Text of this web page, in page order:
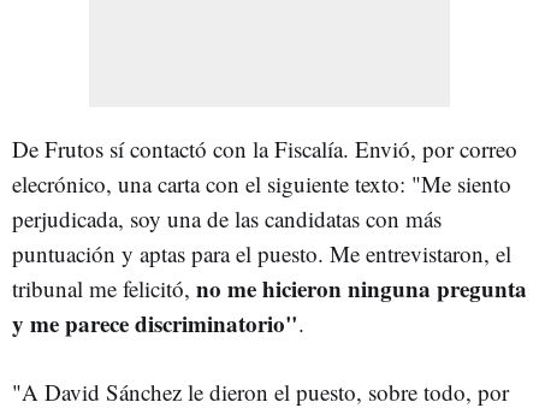
De Frutos sí contactó con la Fiscalía. Envió, por correo
elecrónico, una carta con el siguiente texto: "Me siento
perjudicada, soy una de las candidatas con más
puntuación y aptas para el puesto. Me entrevistaron, el
tribunal me felicitó, no me hicieron ninguna pregunta
y me parece discriminatorio".
"A David Sánchez le dieron el puesto, sobre todo, por